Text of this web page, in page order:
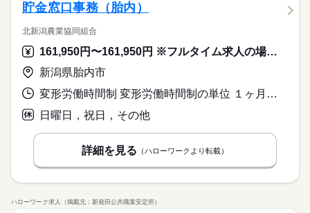
貯金窓口事務（胎内）
北新潟農業協同組合
161,950円〜161,950円 ※フルタイム求人の場合は月額（換算額）、パート求人の場合は時間額を表示しています。
新潟県胎内市
変形労働時間制 変形労働時間制の単位 １ヶ月単位 就業時間１ 8時30分〜17時00分 就業時間２ 8時30分〜12時00分 就業時間に関する特記事項 （２）は土曜日勤務の就業時間です
日曜日，祝日，その他
詳細を見る （ハローワークより転載）
ハローワーク求人（掲載元：新発田公共職業安定所）